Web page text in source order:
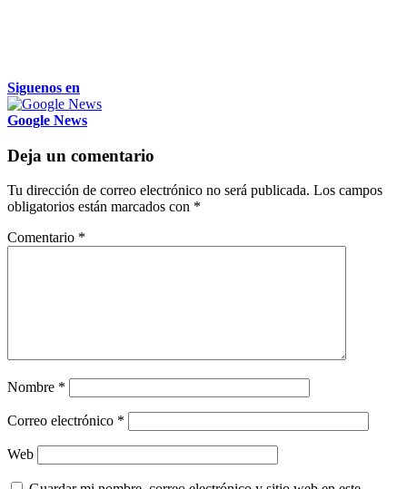
Siguenos en
Google News
Deja un comentario
Tu dirección de correo electrónico no será publicada. Los campos
obligatorios están marcados con *
Comentario *
Nombre *
Correo electrónico *
Web